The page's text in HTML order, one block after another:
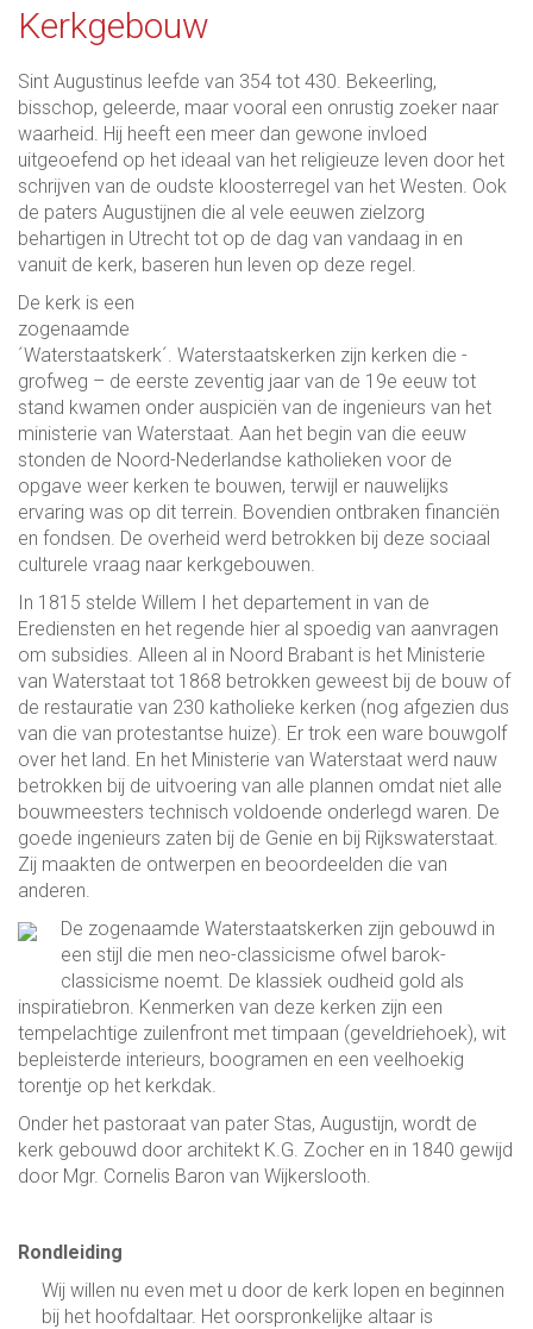
Kerkgebouw
Sint Augustinus leefde van 354 tot 430. Bekeerling,
bisschop, geleerde, maar vooral een onrustig zoeker naar
waarheid. Hij heeft een meer dan gewone invloed
uitgeoefend op het ideaal van het religieuze leven door het
schrijven van de oudste kloosterregel van het Westen. Ook
de paters Augustijnen die al vele eeuwen zielzorg
behartigen in Utrecht tot op de dag van vandaag in en
vanuit de kerk, baseren hun leven op deze regel.
De kerk is een
zogenaamde
´Waterstaatskerk´. Waterstaatskerken zijn kerken die -
grofweg – de eerste zeventig jaar van de 19e eeuw tot
stand kwamen onder auspiciën van de ingenieurs van het
ministerie van Waterstaat. Aan het begin van die eeuw
stonden de Noord-Nederlandse katholieken voor de
opgave weer kerken te bouwen, terwijl er nauwelijks
ervaring was op dit terrein. Bovendien ontbraken financiën
en fondsen. De overheid werd betrokken bij deze sociaal
culturele vraag naar kerkgebouwen.
In 1815 stelde Willem I het departement in van de
Erediensten en het regende hier al spoedig van aanvragen
om subsidies. Alleen al in Noord Brabant is het Ministerie
van Waterstaat tot 1868 betrokken geweest bij de bouw of
de restauratie van 230 katholieke kerken (nog afgezien dus
van die van protestantse huize). Er trok een ware bouwgolf
over het land. En het Ministerie van Waterstaat werd nauw
betrokken bij de uitvoering van alle plannen omdat niet alle
bouwmeesters technisch voldoende onderlegd waren. De
goede ingenieurs zaten bij de Genie en bij Rijkswaterstaat.
Zij maakten de ontwerpen en beoordeelden die van
anderen.
De zogenaamde Waterstaatskerken zijn gebouwd in
een stijl die men neo-classicisme ofwel barok-
classicisme noemt. De klassiek oudheid gold als
inspiratiebron. Kenmerken van deze kerken zijn een
tempelachtige zuilenfront met timpaan (geveldriehoek), wit
bepleisterde interieurs, boogramen en een veelhoekig
torentje op het kerkdak.
Onder het pastoraat van pater Stas, Augustijn, wordt de
kerk gebouwd door architekt K.G. Zocher en in 1840 gewijd
door Mgr. Cornelis Baron van Wijkerslooth.
Rondleiding
Wij willen nu even met u door de kerk lopen en beginnen
bij het hoofdaltaar. Het oorspronkelijke altaar is